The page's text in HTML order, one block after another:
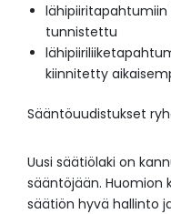
tunnistettu
kiinnitetty
Sääntöuudistukset
Uusi säätiölaki on
sääntöjään. Huomion
säätiön hyvä hallinto